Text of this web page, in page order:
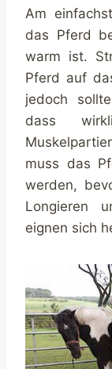
Am
das Pferd
warm ist.
Pferd auf
jedoch
dass
muss das
werden,
Longieren
eignen sich